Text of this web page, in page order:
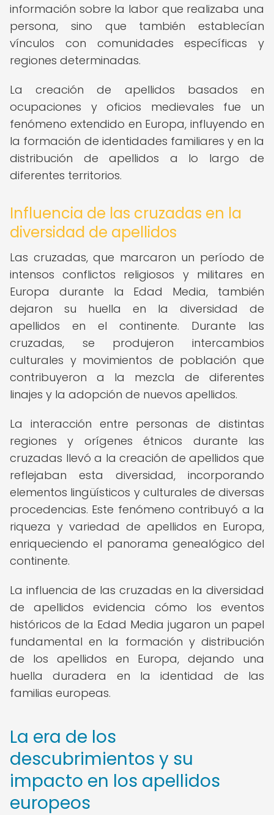
información sobre la labor que realizaba una
persona, sino que también establecían
vínculos con comunidades específicas y
regiones determinadas.
La creación de apellidos basados en
ocupaciones y oficios medievales fue un
fenómeno extendido en Europa, influyendo en
la formación de identidades familiares y en la
distribución de apellidos a lo largo de
diferentes territorios.
Influencia de las cruzadas en la
diversidad de apellidos
Las cruzadas, que marcaron un período de
intensos conflictos religiosos y militares en
Europa durante la Edad Media, también
dejaron su huella en la diversidad de
apellidos en el continente. Durante las
cruzadas, se produjeron intercambios
culturales y movimientos de población que
contribuyeron a la mezcla de diferentes
linajes y la adopción de nuevos apellidos.
La interacción entre personas de distintas
regiones y orígenes étnicos durante las
cruzadas llevó a la creación de apellidos que
reflejaban esta diversidad, incorporando
elementos lingüísticos y culturales de diversas
procedencias. Este fenómeno contribuyó a la
riqueza y variedad de apellidos en Europa,
enriqueciendo el panorama genealógico del
continente.
La influencia de las cruzadas en la diversidad
de apellidos evidencia cómo los eventos
históricos de la Edad Media jugaron un papel
fundamental en la formación y distribución
de los apellidos en Europa, dejando una
huella duradera en la identidad de las
familias europeas.
La era de los
descubrimientos y su
impacto en los apellidos
europeos